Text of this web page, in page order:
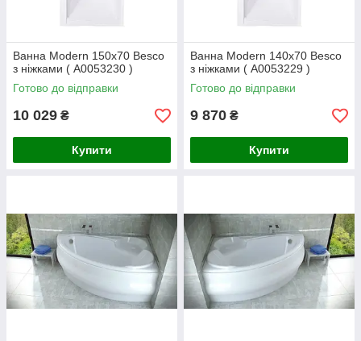
Ванна Modern 150x70 Besco
з ніжками ( А0053230 )
Готово до відправки
10 029 ₴
Купити
Ванна Modern 140x70 Besco
з ніжками ( А0053229 )
Готово до відправки
9 870 ₴
Купити